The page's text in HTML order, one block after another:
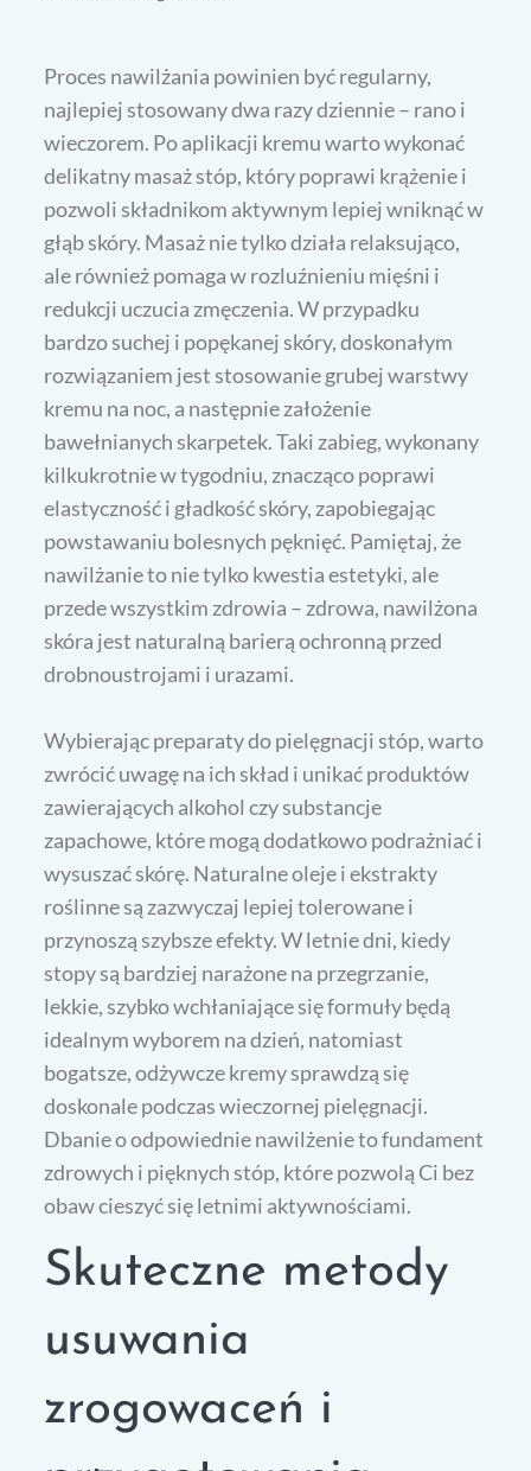
Proces nawilżania powinien być regularny,
najlepiej stosowany dwa razy dziennie – rano i
wieczorem. Po aplikacji kremu warto wykonać
delikatny masaż stóp, który poprawi krążenie i
pozwoli składnikom aktywnym lepiej wniknąć w
głąb skóry. Masaż nie tylko działa relaksująco,
ale również pomaga w rozluźnieniu mięśni i
redukcji uczucia zmęczenia. W przypadku
bardzo suchej i popękanej skóry, doskonałym
rozwiązaniem jest stosowanie grubej warstwy
kremu na noc, a następnie założenie
bawełnianych skarpetek. Taki zabieg, wykonany
kilkukrotnie w tygodniu, znacząco poprawi
elastyczność i gładkość skóry, zapobiegając
powstawaniu bolesnych pęknięć. Pamiętaj, że
nawilżanie to nie tylko kwestia estetyki, ale
przede wszystkim zdrowia – zdrowa, nawilżona
skóra jest naturalną barierą ochronną przed
drobnoustrojami i urazami.
Wybierając preparaty do pielęgnacji stóp, warto
zwrócić uwagę na ich skład i unikać produktów
zawierających alkohol czy substancje
zapachowe, które mogą dodatkowo podrażniać i
wysuszać skórę. Naturalne oleje i ekstrakty
roślinne są zazwyczaj lepiej tolerowane i
przynoszą szybsze efekty. W letnie dni, kiedy
stopy są bardziej narażone na przegrzanie,
lekkie, szybko wchłaniające się formuły będą
idealnym wyborem na dzień, natomiast
bogatsze, odżywcze kremy sprawdzą się
doskonale podczas wieczornej pielęgnacji.
Dbanie o odpowiednie nawilżenie to fundament
zdrowych i pięknych stóp, które pozwolą Ci bez
obaw cieszyć się letnimi aktywnościami.
Skuteczne metody
usuwania
zrogowaceń i